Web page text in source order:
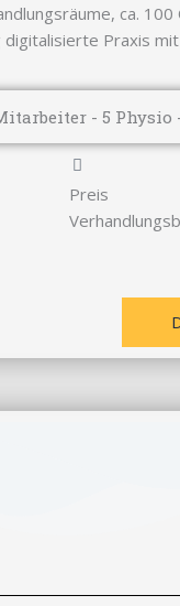
ca.
Praxis
- 5 Physio
Preis